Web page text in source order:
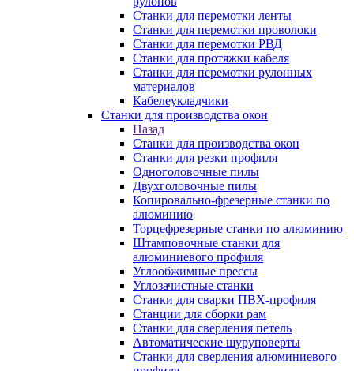
Станки для перемотки ленты
Станки для перемотки проволоки
Станки для перемотки РВД
Станки для протяжки кабеля
Станки для перемотки рулонных
материалов
Кабелеукладчики
Станки для производства окон
Назад
Станки для производства окон
Станки для резки профиля
Одноголовочные пилы
Двухголовочные пилы
Копировально-фрезерные станки по
алюминию
Торцефрезерные станки по алюминию
Штамповочные станки для
алюминиевого профиля
Углообжимные прессы
Углозачистные станки
Станки для сварки ПВХ-профиля
Станции для сборки рам
Станки для сверления петель
Автоматические шуруповерты
Станки для сверления алюминиевого